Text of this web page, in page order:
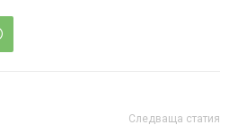
Следваща статия